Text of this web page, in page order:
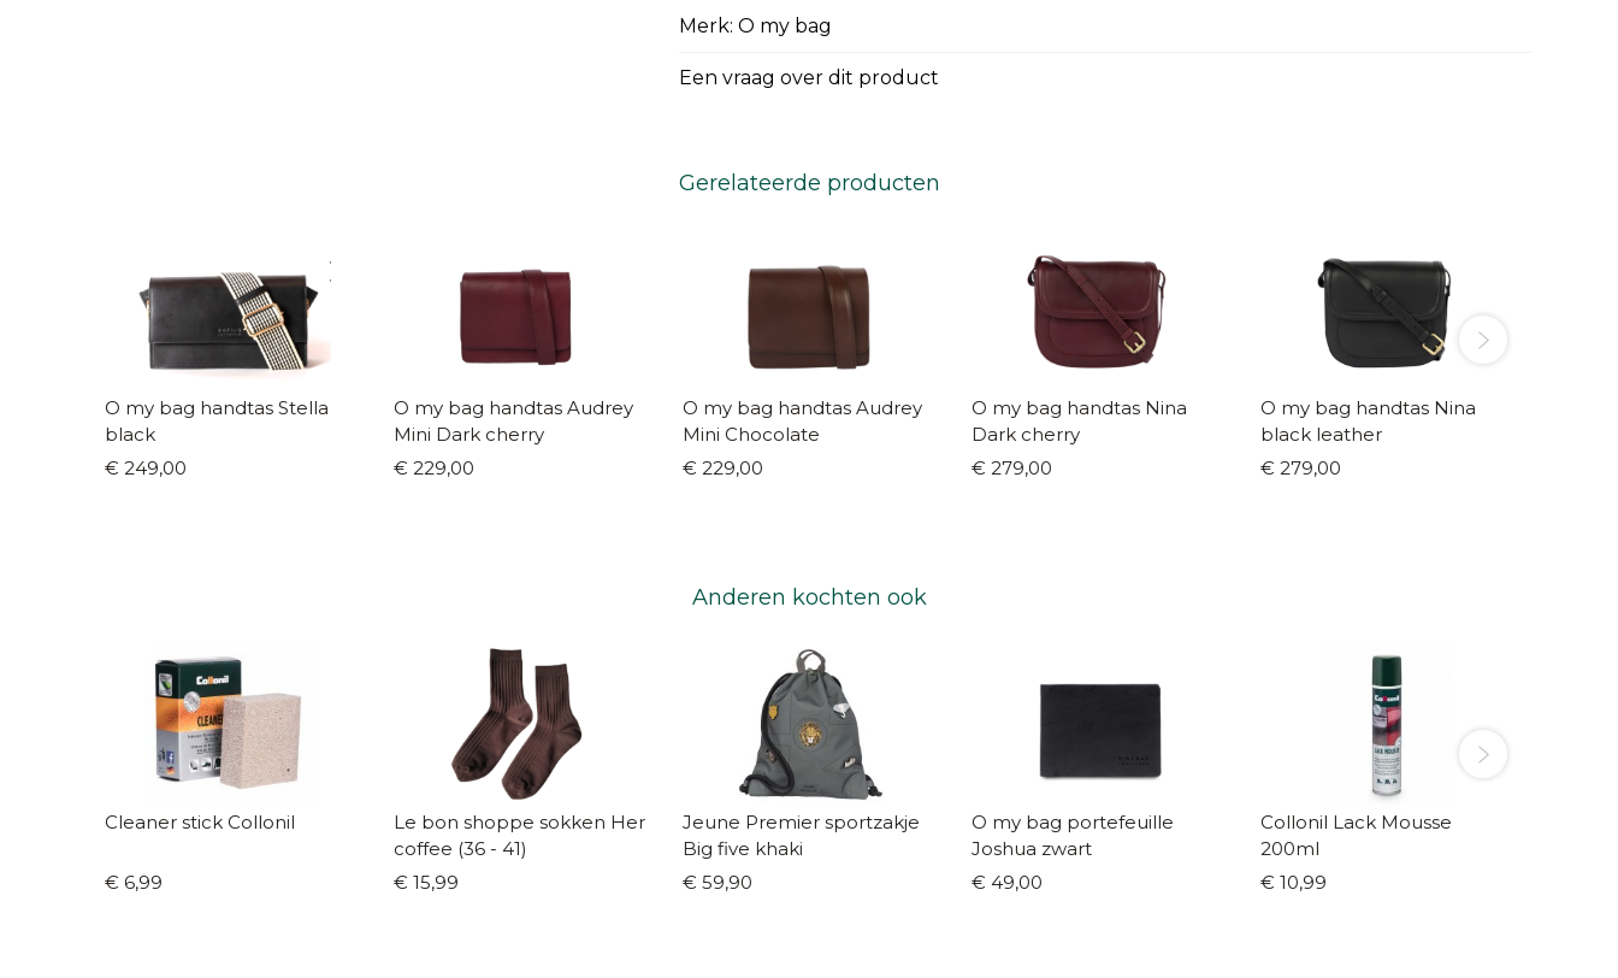
Merk: O my bag
Een vraag over dit product
Gerelateerde producten
O my bag handtas Stella
black
€ 249,00
O my bag handtas Audrey
Mini Dark cherry
€ 229,00
O my bag handtas Audrey
Mini Chocolate
€ 229,00
O my bag handtas Nina
Dark cherry
€ 279,00
O my bag handtas Nina
black leather
€ 279,00
Anderen kochten ook
Cleaner stick Collonil
€ 6,99
Le bon shoppe sokken Her
coffee (36 - 41)
€ 15,99
Jeune Premier sportzakje
Big five khaki
€ 59,90
O my bag portefeuille
Joshua zwart
€ 49,00
Collonil Lack Mousse
200ml
€ 10,99